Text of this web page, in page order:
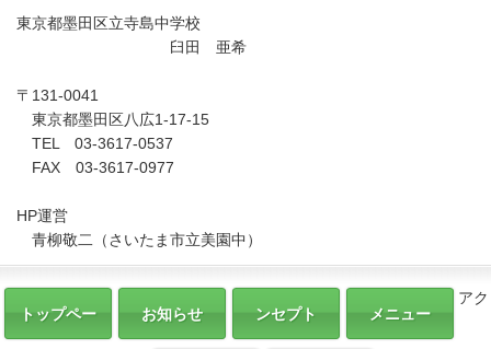
東京都墨田区立寺島中学校
臼田 亜希
〒131-0041
東京都墨田区八広1-17-15
TEL 03-3617-0537
FAX 03-3617-0977
HP運営
青柳敬二（さいたま市立美園中）
トップペー お知らせ ンセプト メニュー
アク